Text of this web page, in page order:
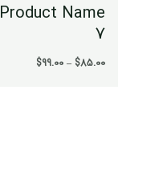
Product Name
7
$85.00
–
$99.00
$99.00